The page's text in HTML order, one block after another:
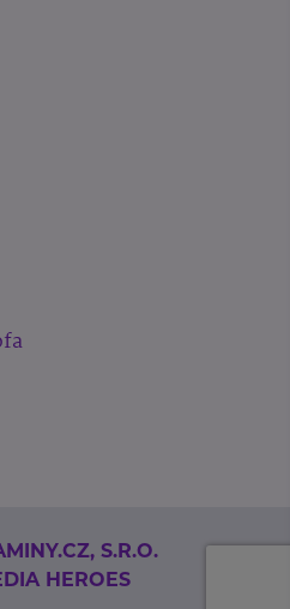
S.R.O.
HEROES